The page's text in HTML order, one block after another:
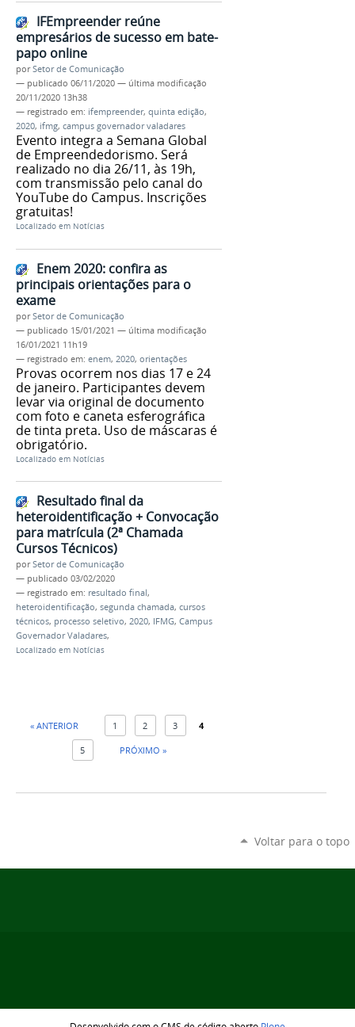
IFEmpreender reúne
empresários de sucesso em bate-
papo online
porSetor de Comunicação
— publicado 06/11/2020 — última modificação
20/11/2020 13h38
— registrado em: ifempreender, quinta edição,
2020, ifmg, campus governador valadares
Evento integra a Semana Global
de Empreendedorismo. Será
realizado no dia 26/11, às 19h,
com transmissão pelo canal do
YouTube do Campus. Inscrições
gratuitas!
Localizado em Notícias
Enem 2020: confira as
principais orientações para o
exame
porSetor de Comunicação
— publicado 15/01/2021 — última modificação
16/01/2021 11h19
— registrado em: enem, 2020, orientações
Provas ocorrem nos dias 17 e 24
de janeiro. Participantes devem
levar via original de documento
com foto e caneta esferográfica
de tinta preta. Uso de máscaras é
obrigatório.
Localizado em Notícias
Resultado final da
heteroidentificação + Convocação
para matrícula (2ª Chamada
Cursos Técnicos)
porSetor de Comunicação
— publicado 03/02/2020
— registrado em: resultado final,
heteroidentificação, segunda chamada, cursos
técnicos, processo seletivo, 2020, IFMG, Campus
Governador Valadares,
Localizado em Notícias
« ANTERIOR 1 2 3 4
5 PRÓXIMO »
Voltar para o topo